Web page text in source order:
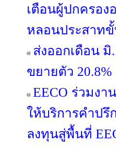
เตือนผู้ปกครอง
หลอนประสาท
ส่งออกเดือน มิ
ขยายตัว 20.8%
EECO ร่วมงา
ให้บริการคำปรึ
ลงทุนสู่พื้นที่